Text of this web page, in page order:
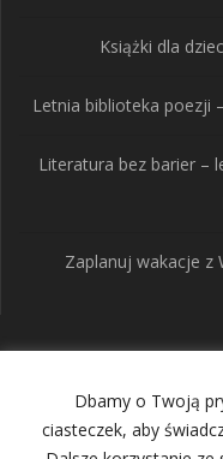
Dbamy o Twoją
ciasteczek, aby
Książki dla
Letnia biblioteka poezji
Literatura bez barier –
Zaplanuj wakacje z